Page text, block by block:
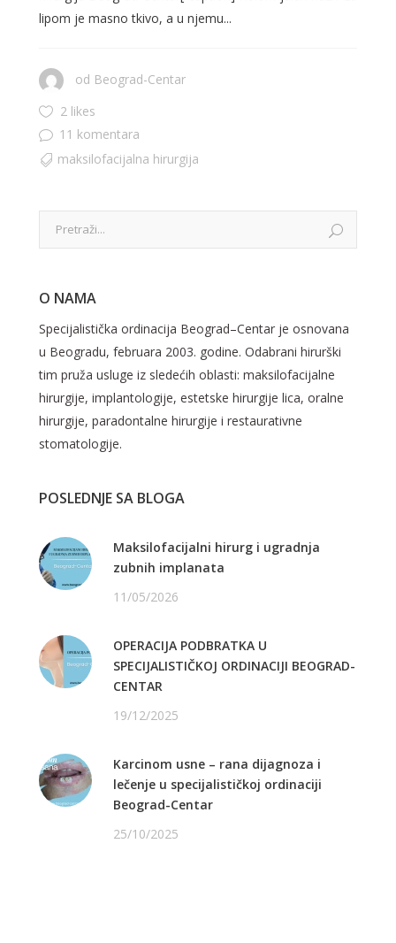
lipom je masno tkivo, a u njemu...
od Beograd-Centar
2 likes
11 komentara
maksilofacijalna hirurgija
O NAMA
Specijalistička ordinacija Beograd–Centar je osnovana
u Beogradu, februara 2003. godine. Odabrani hirurški
tim pruža usluge iz sledećih oblasti: maksilofacijalne
hirurgije, implantologije, estetske hirurgije lica, oralne
hirurgije, paradontalne hirurgije i restaurativne
stomatologije.
POSLEDNJE SA BLOGA
Maksilofacijalni hirurg i ugradnja
zubnih implanata
11/05/2026
OPERACIJA PODBRATKA U
SPECIJALISTIČKOJ ORDINACIJI BEOGRAD-
CENTAR
19/12/2025
Karcinom usne – rana dijagnoza i
lečenje u specijalističkoj ordinaciji
Beograd-Centar
25/10/2025